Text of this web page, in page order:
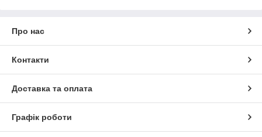
Про нас
Контакти
Доставка та оплата
Графік роботи